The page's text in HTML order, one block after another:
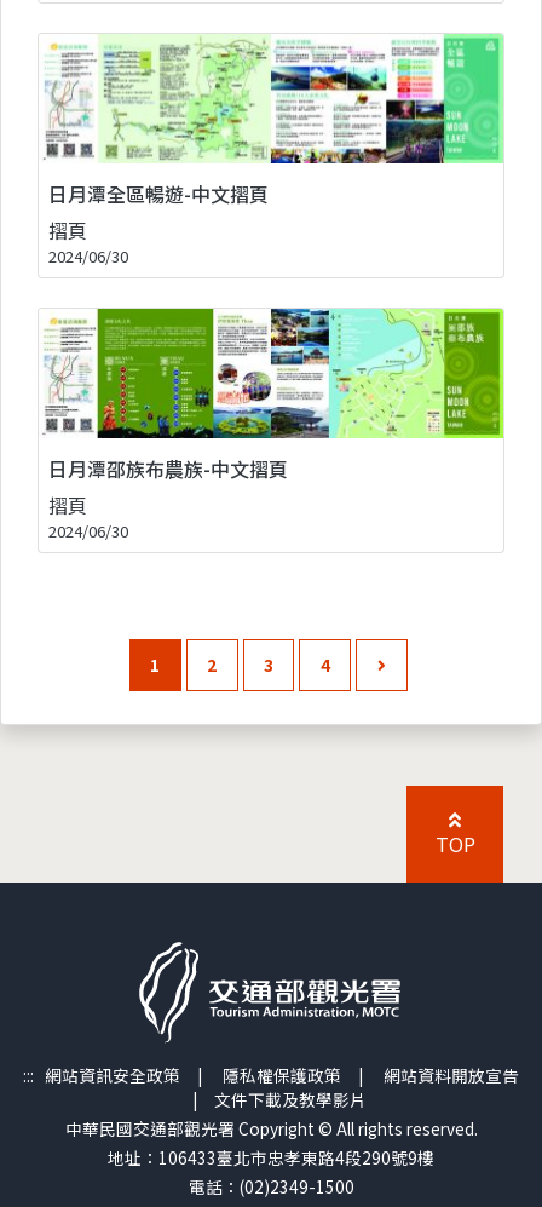
日月潭全區暢遊-中文摺頁
摺頁
2024/06/30
日月潭邵族布農族-中文摺頁
摺頁
2024/06/30
1 2 3 4
TOP
::: 網站資訊安全政策 | 隱私權保護政策 | 網站資料開放宣告
| 文件下載及教學影片
中華民國交通部觀光署 Copyright © All rights reserved.
地址：106433臺北市忠孝東路4段290號9樓
電話：(02)2349-1500